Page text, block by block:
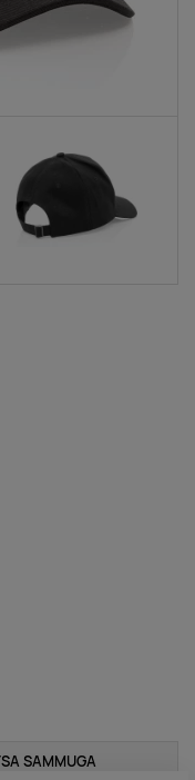
SAMMUGA